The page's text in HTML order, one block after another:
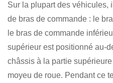
Sur la plupart des véhicules,
de bras de commande : le
le bras de commande
supérieur est positionné au-
châssis à la partie
moyeu de roue. Pendant ce